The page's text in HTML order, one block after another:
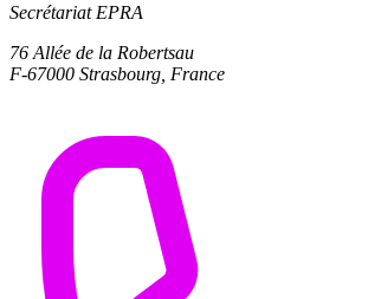
Secrétariat EPRA
76 Allée de la Robertsau
F-67000 Strasbourg, France